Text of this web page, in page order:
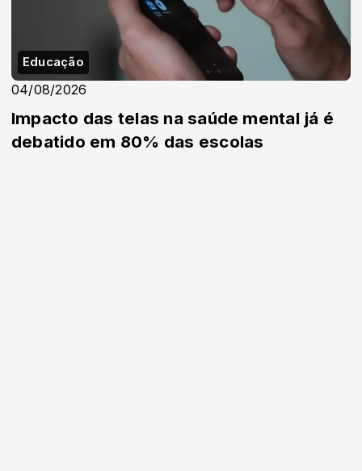
Educação
04/08/2026
Impacto das telas na saúde mental já é
debatido em 80% das escolas